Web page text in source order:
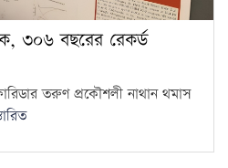
জলাবদ্ধতার স্থায়ী সমাধানের
পরীক্ষায় অসদুপায়: ৩০
৩০৬ বছরের রেকর্ড
তরুণ প্রকৌশলী নাথান থমাস